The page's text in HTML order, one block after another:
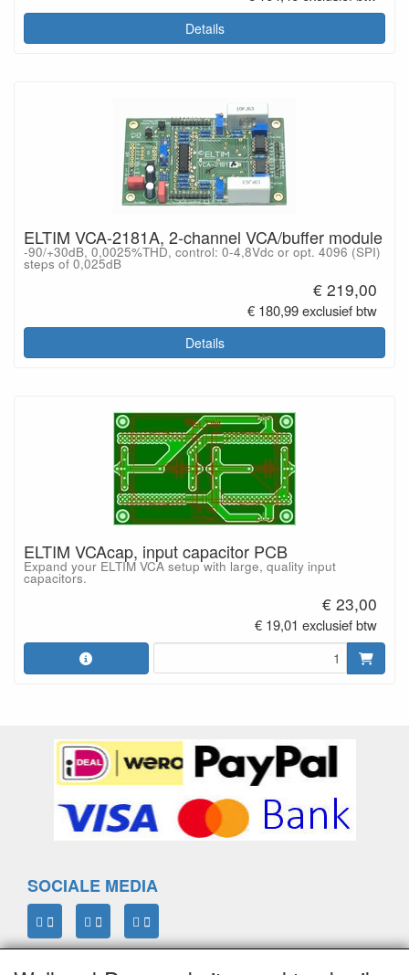
Details
ELTIM VCA-2181A, 2-channel VCA/buffer module
-90/+30dB, 0,0025%THD, control: 0-4,8Vdc or opt. 4096 (SPI)
steps of 0,025dB
€ 219,00
€ 180,99 exclusief btw
Details
ELTIM VCAcap, input capacitor PCB
Expand your ELTIM VCA setup with large, quality input
capacitors.
€ 23,00
€ 19,01 exclusief btw
SOCIALE MEDIA